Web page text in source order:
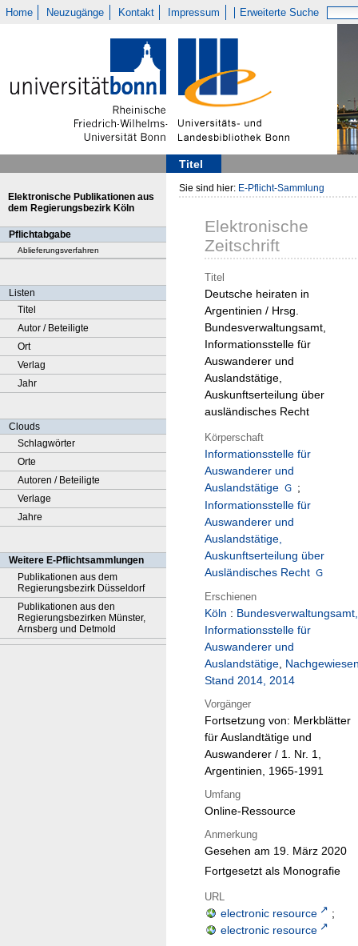
Home Neuzugänge Kontakt Impressum Erweiterte Suche
Titel
Elektronische Publikationen aus
dem Regierungsbezirk Köln
Pflichtabgabe
Ablieferungsverfahren
Listen
Titel
Autor / Beteiligte
Ort
Verlag
Jahr
Clouds
Schlagwörter
Orte
Autoren / Beteiligte
Verlage
Jahre
Weitere E-Pflichtsammlungen
Publikationen aus dem
Regierungsbezirk Düsseldorf
Publikationen aus den
Regierungsbezirken Münster,
Arnsberg und Detmold
Sie sind hier: E-Pflicht-Sammlung
Elektronische
Zeitschrift
Titel
Deutsche heiraten in
Argentinien / Hrsg.
Bundesverwaltungsamt,
Informationsstelle für
Auswanderer und
Auslandstätige,
Auskunftserteilung über
ausländisches Recht
Körperschaft
Informationsstelle für
Auswanderer und
Auslandstätige
;
Informationsstelle für
Auswanderer und
Auslandstätige,
Auskunftserteilung über
Ausländisches Recht
Erschienen
Köln : Bundesverwaltungsamt,
Informationsstelle für
Auswanderer und
Auslandstätige,
Stand 2014, 2014
Vorgänger
Fortsetzung von: Merkblätter
für Auslandtätige und
Auswanderer / 1. Nr. 1,
Argentinien, 1965-1991
Umfang
Online-Ressource
Anmerkung
Gesehen am 19. März 2020
Fortgesetzt als Monografie
URL
electronic resource
;
electronic resource